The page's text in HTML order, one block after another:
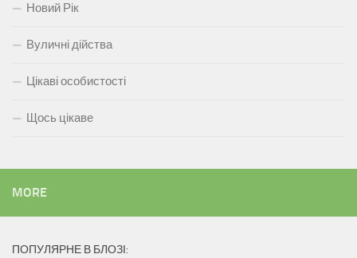
Новий Рік
Вуличні дійства
Цікаві особистості
Щось цікаве
MORE
ПОПУЛЯРНЕ В БЛОЗІ: